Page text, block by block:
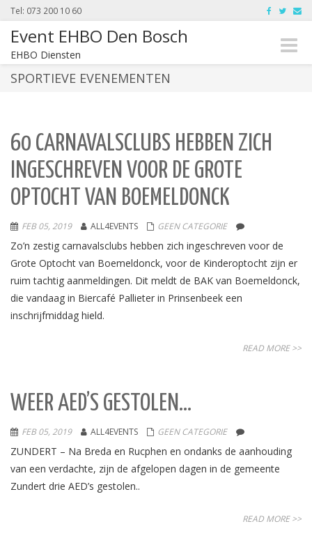
Tel: 073 200 10 60
Event EHBO Den Bosch
EHBO Diensten
Toggle
SPORTIEVE EVENEMENTEN
60 CARNAVALSCLUBS HEBBEN ZICH
INGESCHREVEN VOOR DE GROTE
OPTOCHT VAN BOEMELDONCK
FEB 05, 2019 ALL4EVENTS GEEN CATEGORIE
Zo’n zestig carnavalsclubs hebben zich ingeschreven voor de
Grote Optocht van Boemeldonck, voor de Kinderoptocht zijn er
ruim tachtig aanmeldingen. Dit meldt de BAK van Boemeldonck,
die vandaag in Biercafé Pallieter in Prinsenbeek een
inschrijfmiddag hield.
READ MORE >>
WEER AED’S GESTOLEN…
FEB 05, 2019 ALL4EVENTS GEEN CATEGORIE
ZUNDERT – Na Breda en Rucphen en ondanks de aanhouding
van een verdachte, zijn de afgelopen dagen in de gemeente
Zundert drie AED’s gestolen..
READ MORE >>